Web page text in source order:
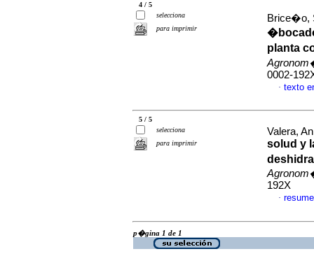
4 / 5
selecciona
para imprimir
Brice�o,
planta
0002-
· texto
5 / 5
selecciona
para imprimir
Valera,
solud y
192X
·
p�gina 1 de 1